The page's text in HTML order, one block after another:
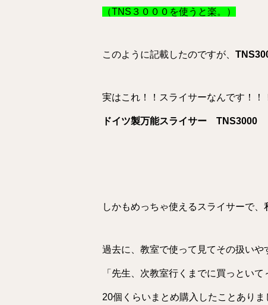
（TNS３０００を使うと楽。）
このように記載したのですが、
実はこれ！！スライサーなんです！！
ドイツ製万能スライサー TNS3000
しかもめっちゃ使えるスライサーで、
過去に、教室で使って見てその扱いや
「先生、次教室行くまでに買っとい
20個くらいまとめ購入したことありま